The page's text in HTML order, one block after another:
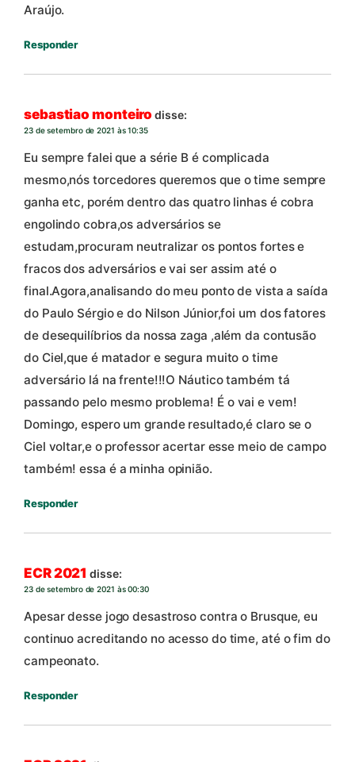
Araújo.
Responder
sebastiao monteiro disse:
23 de setembro de 2021 às 10:35
Eu sempre falei que a série B é complicada
mesmo,nós torcedores queremos que o time sempre
ganha etc, porém dentro das quatro linhas é cobra
engolindo cobra,os adversários se
estudam,procuram neutralizar os pontos fortes e
fracos dos adversários e vai ser assim até o
final.Agora,analisando do meu ponto de vista a saída
do Paulo Sérgio e do Nilson Júnior,foi um dos fatores
de desequilíbrios da nossa zaga ,além da contusão
do Ciel,que é matador e segura muito o time
adversário lá na frente!!!O Náutico também tá
passando pelo mesmo problema! É o vai e vem!
Domingo, espero um grande resultado,é claro se o
Ciel voltar,e o professor acertar esse meio de campo
também! essa é a minha opinião.
Responder
ECR 2021 disse:
23 de setembro de 2021 às 00:30
Apesar desse jogo desastroso contra o Brusque, eu
continuo acreditando no acesso do time, até o fim do
campeonato.
Responder